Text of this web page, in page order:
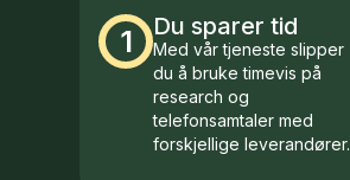
1 Du sparer tid
Med vår tjeneste slipper
du å bruke timevis på
research og
telefonsamtaler med
forskjellige leverandører.